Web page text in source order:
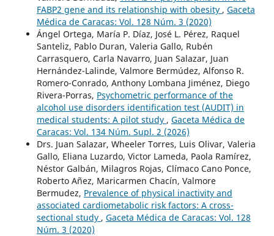
FABP2 gene and its relationship with obesity , Gaceta
Médica de Caracas: Vol. 128 Núm. 3 (2020)
Ángel Ortega, María P. Díaz, José L. Pérez, Raquel
Santeliz, Pablo Duran, Valeria Gallo, Rubén
Carrasquero, Carla Navarro, Juan Salazar, Juan
Hernández-Lalinde, Valmore Bermúdez, Alfonso R.
Romero-Conrado, Anthony Lombana Jiménez, Diego
Rivera-Porras, Psychometric performance of the
alcohol use disorders identification test (AUDIT) in
medical students: A pilot study , Gaceta Médica de
Caracas: Vol. 134 Núm. Supl. 2 (2026)
Drs. Juan Salazar, Wheeler Torres, Luis Olivar, Valeria
Gallo, Eliana Luzardo, Victor Lameda, Paola Ramírez,
Néstor Galbán, Milagros Rojas, Clímaco Cano Ponce,
Roberto Añez, Maricarmen Chacín, Valmore
Bermudez, Prevalence of physical inactivity and
associated cardiometabolic risk factors: A cross-
sectional study , Gaceta Médica de Caracas: Vol. 128
Núm. 3 (2020)